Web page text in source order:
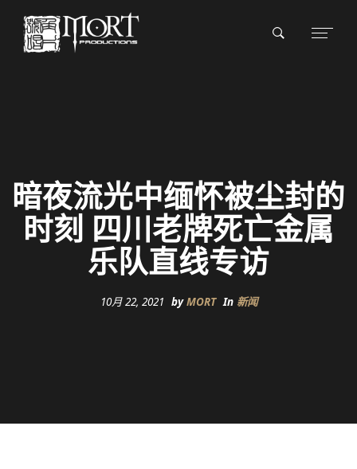
暗夜流光中缅怀被尘封的
时刻 四川老牌死亡金属
乐队直线专访
10月 22, 2021 byMORT In 新闻